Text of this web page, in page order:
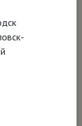
при
и